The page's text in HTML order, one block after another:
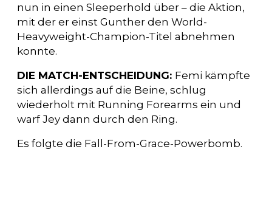
nun in einen Sleeperhold über – die Aktion,
mit der er einst Gunther den World-
Heavyweight-Champion-Titel abnehmen
konnte.
DIE MATCH-ENTSCHEIDUNG: Femi kämpfte
sich allerdings auf die Beine, schlug
wiederholt mit Running Forearms ein und
warf Jey dann durch den Ring.
Es folgte die Fall-From-Grace-Powerbomb.